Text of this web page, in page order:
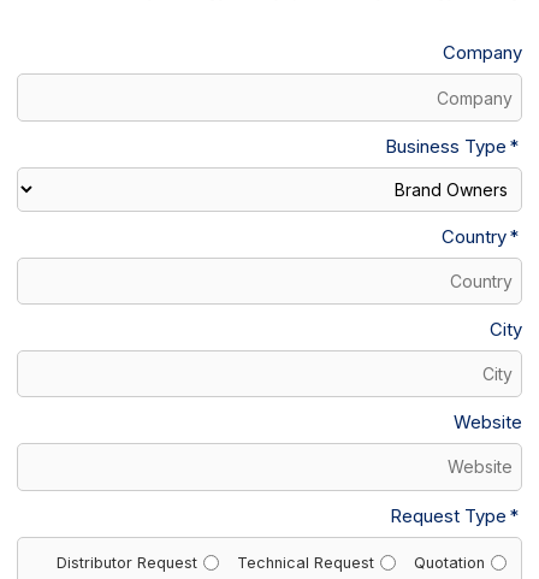
Company
Business Type
Country
City
Website
Request Type
Quotation
Technical Request
Distributor Request